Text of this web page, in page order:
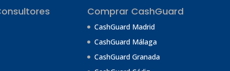
Comprar CashGuard
CashGuard Madrid
CashGuard Málaga
CashGuard Granada